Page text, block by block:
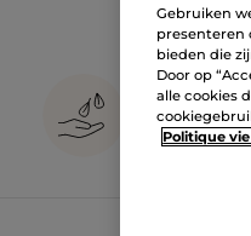
100%
Gebruiken
presenteren
bieden die
Door op
alle cookies
Politique